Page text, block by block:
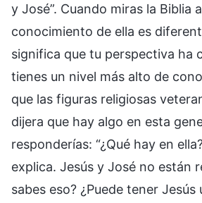
y José”. Cuando miras la Biblia
conocimiento de ella es
significa que tu perspectiva ha
tienes un nivel más alto de
que las figuras religiosas
dijera que hay algo en esta
responderías: “¿Qué hay en
explica. Jesús y José no están
sabes eso? ¿Puede tener Jesús